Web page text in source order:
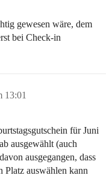
gewesen wäre, dem
bei Check-in
13:01
für Juni
ausgewählt (auch
ausgegangen, dass
Platz auswählen kann